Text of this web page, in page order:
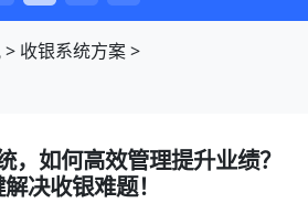
> 收银系统方案>
，如何高效管理提升业绩？
决收银难题！